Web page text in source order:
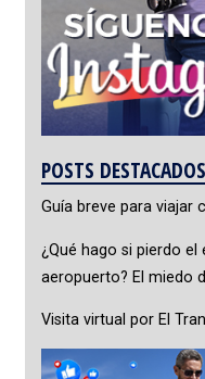
POSTS DESTACADOS
Guía breve para viajar
¿Qué hago si pierdo el
aeropuerto? El miedo
Visita virtual por El